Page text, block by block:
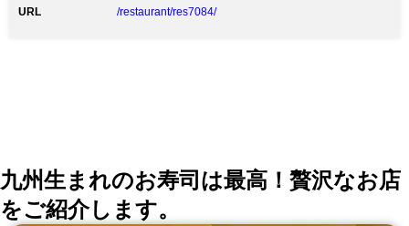
URL
/restaurant/res7084/
九州生まれのお寿司は最高！贅沢なお店
をご紹介します。